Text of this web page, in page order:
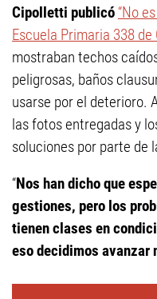
Cipolletti publicó “No
Escuela Primaria 338 de
mostraban techos
peligrosas, baños
usarse por el deterioro.
las fotos entregadas y
soluciones por parte de
“Nos han dicho que
gestiones, pero los
tienen clases en
eso decidimos avanzar